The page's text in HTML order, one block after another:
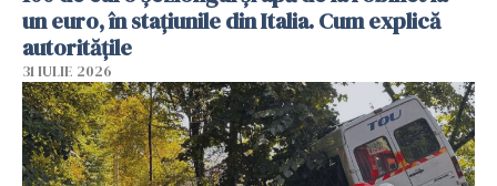
un euro, în stațiunile din Italia. Cum explică
autoritățile
31 IULIE 2026